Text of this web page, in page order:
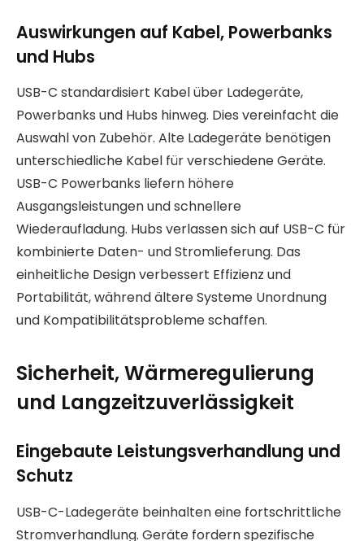
Auswirkungen auf Kabel, Powerbanks
und Hubs
USB-C standardisiert Kabel über Ladegeräte,
Powerbanks und Hubs hinweg. Dies vereinfacht die
Auswahl von Zubehör. Alte Ladegeräte benötigen
unterschiedliche Kabel für verschiedene Geräte.
USB-C Powerbanks liefern höhere
Ausgangsleistungen und schnellere
Wiederaufladung. Hubs verlassen sich auf USB-C für
kombinierte Daten- und Stromlieferung. Das
einheitliche Design verbessert Effizienz und
Portabilität, während ältere Systeme Unordnung
und Kompatibilitätsprobleme schaffen.
Sicherheit, Wärmeregulierung
und Langzeitzuverlässigkeit
Eingebaute Leistungsverhandlung und
Schutz
USB-C-Ladegeräte beinhalten eine fortschrittliche
Stromverhandlung. Geräte fordern spezifische